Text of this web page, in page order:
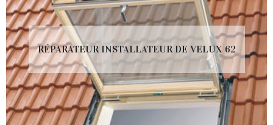
RÉPARATEUR INSTALLATEUR DE VELUX 62